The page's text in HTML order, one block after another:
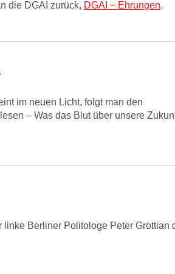
die DGAI zurück, DGAI − Ehrungen.
im neuen Licht, folgt man den
– Was das Blut über unsere
Berliner Politologe Peter Grottian